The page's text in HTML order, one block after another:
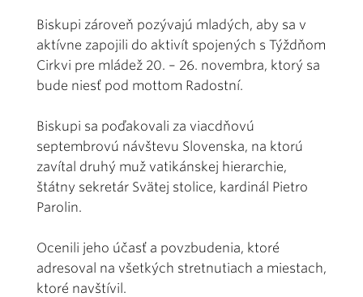
Biskupi zároveň pozývajú mladých, aby sa v
aktívne zapojili do aktivít spojených s Týždňom
Cirkvi pre mládež 20. – 26. novembra, ktorý sa
bude niesť pod mottom Radostní.
Biskupi sa poďakovali za viacdňovú
septembrovú návštevu Slovenska, na ktorú
zavítal druhý muž vatikánskej hierarchie,
štátny sekretár Svätej stolice, kardinál Pietro
Parolin.
Ocenili jeho účasť a povzbudenia, ktoré
adresoval na všetkých stretnutiach a miestach,
ktoré navštívil.